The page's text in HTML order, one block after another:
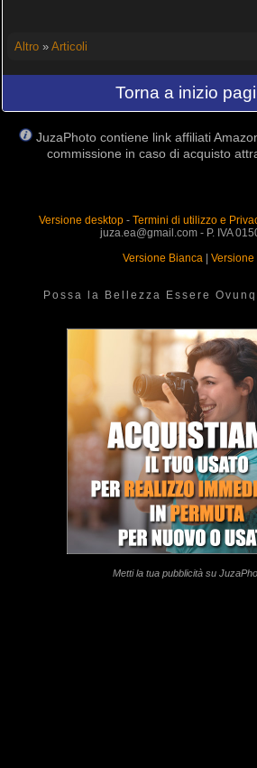
Altro» Articoli
Torna a inizio
JuzaPhoto contiene link affiliati
commissione in caso di acquisto
Versione desktop- Termini di utilizzo e
juza.ea@gmail.com - P. IVA
Versione Bianca
Versione
Possa la Bellezza Essere
Metti la tua pubblicità su